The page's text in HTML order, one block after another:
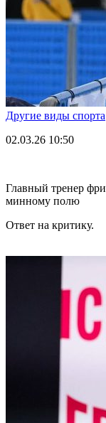
Другие виды спорта
02.03.26 10:50
Главный тренер
минному полю
Ответ на критику.